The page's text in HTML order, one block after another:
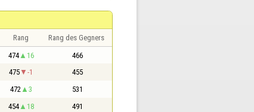
Rang Rang des Gegners
474 16 466
475 -1 455
472 3 531
454 18 491